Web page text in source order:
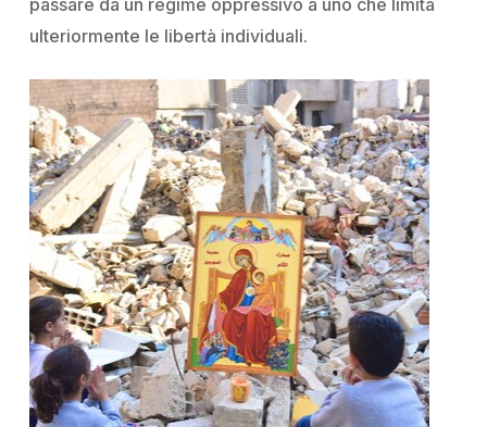
passare da un regime oppressivo a uno che limita
ulteriormente le libertà individuali.